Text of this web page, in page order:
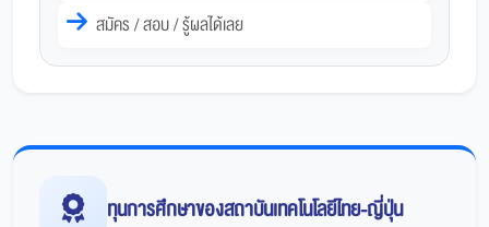
สมัคร / สอบ / รู้ผลได้เลย
ทุนการศึกษาของสถาบันเทคโนโลยีไทย-ญี่ปุ่น